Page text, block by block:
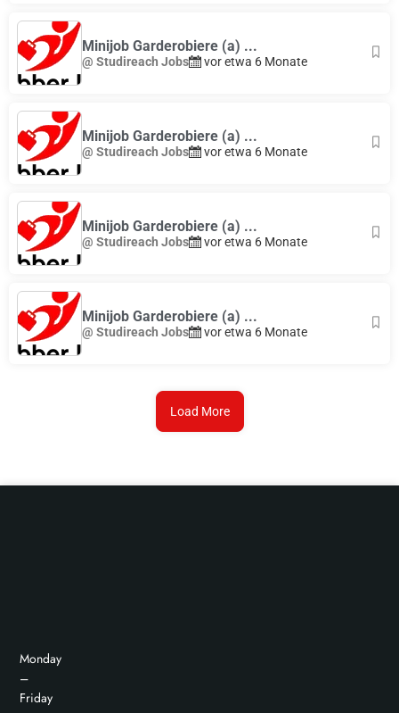
Minijob Garderobiere (a) ...
@ Studireach Jobs vor etwa 6 Monate
Minijob Garderobiere (a) ...
@ Studireach Jobs vor etwa 6 Monate
Minijob Garderobiere (a) ...
@ Studireach Jobs vor etwa 6 Monate
Minijob Garderobiere (a) ...
@ Studireach Jobs vor etwa 6 Monate
Load More
Monday
–
Friday